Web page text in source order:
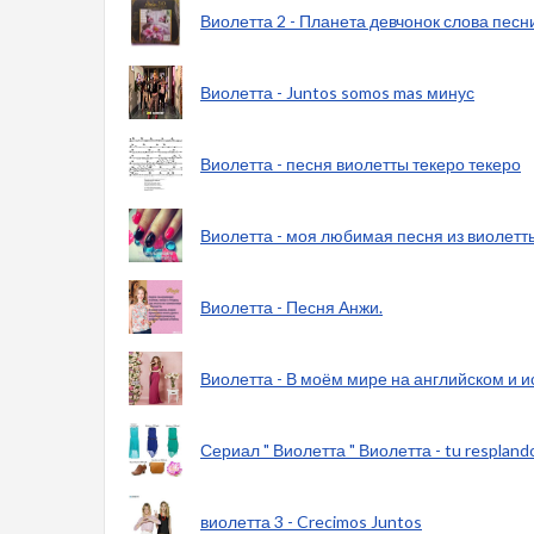
Виолетта 2 - Планета девчонок слова
Виолетта - Juntos somos mas минус
Виолетта - песня виолетты текеро текеро
Виолетта - моя любимая песня из
Виолетта - Песня Анжи.
Виолетта - В моём мире на английском и
Сериал " Виолетта " Виолетта - tu
виолетта 3 - Crecimos Juntos